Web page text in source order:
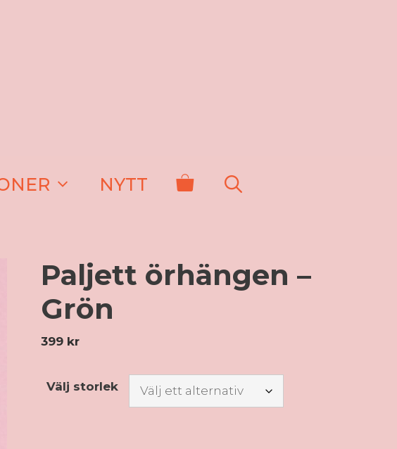
NYTT
Paljett örhängen –
Grön
399 kr
Välj storlek